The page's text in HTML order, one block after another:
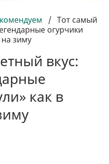
/ Тот самый
огурчики
зиму
вкус:
как в